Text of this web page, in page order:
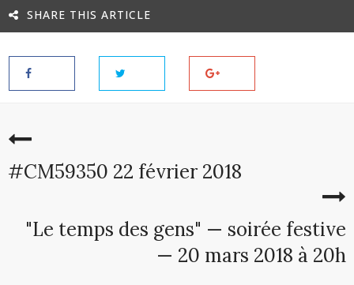
SHARE THIS ARTICLE
#CM59350 22 février 2018
"Le temps des gens" — soirée festive
— 20 mars 2018 à 20h